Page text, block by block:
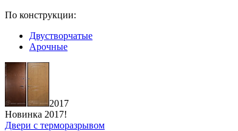
По конструкции:
Двустворчатые
Арочные
2017
Новинка 2017!
Двери с терморазрывом